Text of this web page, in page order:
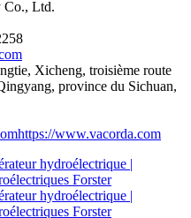
Co., Ltd.
Xicheng, troisième route
province du Sichuan,
https://www.vacorda.com